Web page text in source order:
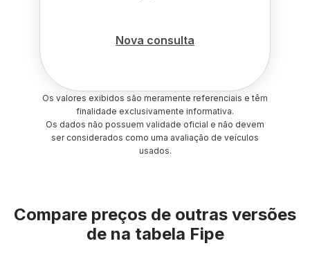
Nova consulta
Os valores exibidos são meramente referenciais e têm
finalidade exclusivamente informativa.
Os dados não possuem validade oficial e não devem
ser considerados como uma avaliação de veículos
usados.
Compare preços de outras versões
de na tabela Fipe